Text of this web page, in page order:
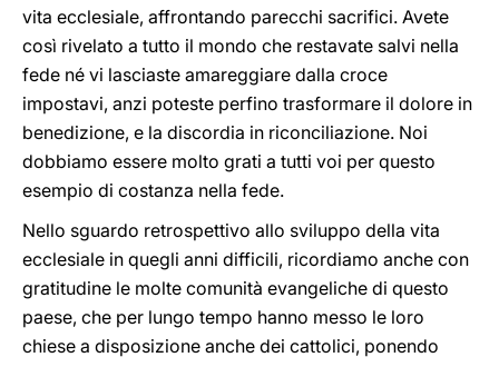
vita ecclesiale, affrontando parecchi sacrifici. Avete
così rivelato a tutto il mondo che restavate salvi nella
fede né vi lasciaste amareggiare dalla croce
impostavi, anzi poteste perfino trasformare il dolore in
benedizione, e la discordia in riconciliazione. Noi
dobbiamo essere molto grati a tutti voi per questo
esempio di costanza nella fede.
Nello sguardo retrospettivo allo sviluppo della vita
ecclesiale in quegli anni difficili, ricordiamo anche con
gratitudine le molte comunità evangeliche di questo
paese, che per lungo tempo hanno messo le loro
chiese a disposizione anche dei cattolici, ponendo